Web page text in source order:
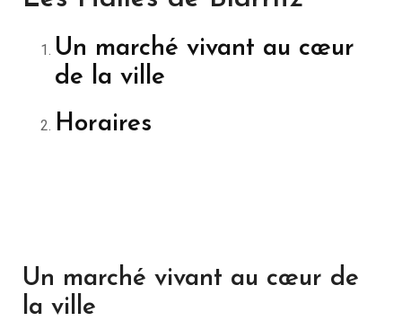
Un marché vivant au cœur
de la ville
Horaires
Un marché vivant au cœur de
la ville